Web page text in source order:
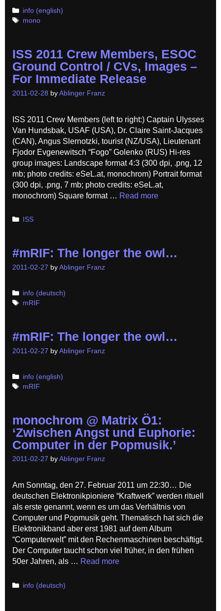
Categories
info (english)
Tags
mono
ISS 2011 Crew Members, ESOC
Ground Control / CVs, Images –
For Immediate Release
2011-02-28 by Ablinger Franz
ISS 2011 Crew Members (left to right:) Captain Ulysses
Van Hundsbak, USAF (USA), Dr. Claire Saint-Jacques
(CAN), Angus Slernotzki, tourist (NZ/USA), Lieutenant
Fjodor Evgenewitsch “Fogo” Golenko (RUS) Hi-res
group images: Landscape format 4:3 (300 dpi, .png, 12
mb; photo credits: eSeL.at, monochrom) Portrait format
(300 dpi, .png, 7 mb; photo credits: eSeL.at,
monochrom) Square format … Read more
Categories
ISS
#mRIF: The longer the owl…
2011-02-27 by Ablinger Franz
Categories
info (deutsch)
Tags
mRIF
#mRIF: The longer the owl…
2011-02-27 by Ablinger Franz
Categories
info (english)
Tags
mRIF
monochrom @ Matrix Ö1:
‘Zwischen Angst und Euphorie:
Computer in der Popmusik.’
2011-02-27 by Ablinger Franz
Am Sonntag, den 27. Februar 2011 um 22:30… Die
deutschen Elektronikpioniere “Kraftwerk” werden rituell
als erste genannt, wenn es um das Verhältnis von
Computer und Popmusik geht. Thematisch hat sich die
Elektronikband aber erst 1981 auf dem Album
“Computerwelt” mit den Rechenmaschinen beschäftigt.
Der Computer taucht schon viel früher, in den frühen
50er Jahren, als … Read more
Categories
info (deutsch)